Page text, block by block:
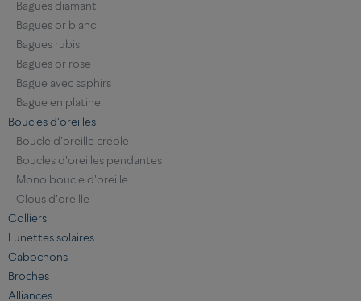
Bagues diamant
Bagues or blanc
Bagues rubis
Bagues or rose
Bague avec saphirs
Bague en platine
Boucles d'oreilles
Boucle d'oreille créole
Boucles d'oreilles pendantes
Mono boucle d'oreille
Clous d'oreille
Colliers
Lunettes solaires
Cabochons
Broches
Alliances